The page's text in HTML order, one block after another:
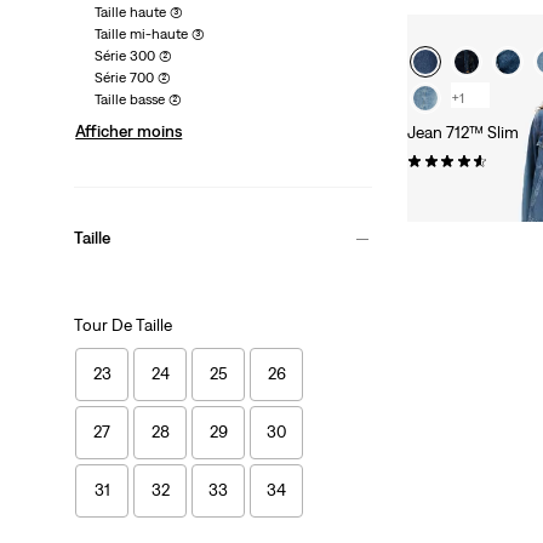
Taille haute (3)
Taille mi-haute (3)
Série 300 (2)
Série 700 (2)
Taille basse (2)
Afficher moins
Taille
Tour De Taille
23 24 25 26
27 28 29 30
31 32 33 34
+1
Jean 712™ Slim
(383)
Original
120,00 €